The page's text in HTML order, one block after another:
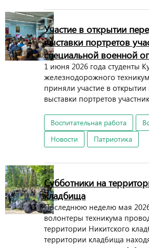
Участие в открытии
выставки портретов
специальной военной
1 июня 2026 года студенты
железнодорожного
приняли участие в
выставки портретов
Воспитательная работа
Новости
Патриотика
Субботники на
кладбища
Последнюю неделю мая 2026
волонтеры техникума
территории Никитского
территории кладбища